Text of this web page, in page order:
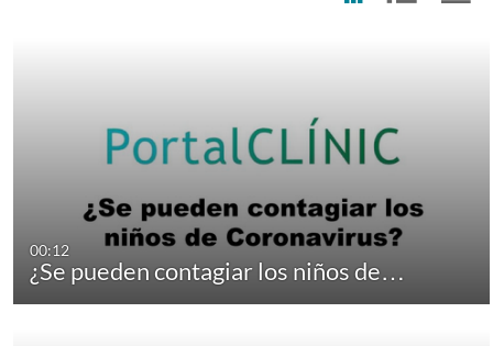
00:12
¿Se pueden contagiar los niños de…